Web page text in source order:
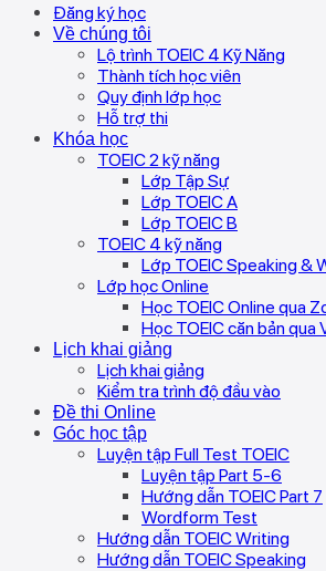
Đăng ký học
Về chúng tôi
Lộ trình TOEIC 4 Kỹ Năng
Thành tích học viên
Quy định lớp học
Hỗ trợ thi
Khóa học
TOEIC 2 kỹ năng
Lớp Tập Sự
Lớp TOEIC A
Lớp TOEIC B
TOEIC 4 kỹ năng
Lớp TOEIC Speaking &
Lớp học Online
Học TOEIC Online qua
Học TOEIC căn bản qua
Lịch khai giảng
Lịch khai giảng
Kiểm tra trình độ đầu vào
Đề thi Online
Góc học tập
Luyện tập Full Test TOEIC
Luyện tập Part 5-6
Hướng dẫn TOEIC Part 7
Wordform Test
Hướng dẫn TOEIC Writing
Hướng dẫn TOEIC Speaking